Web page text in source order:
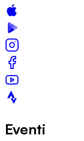
Eventi